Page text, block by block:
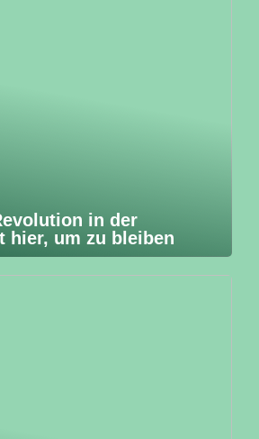
in der
hier, um zu bleiben